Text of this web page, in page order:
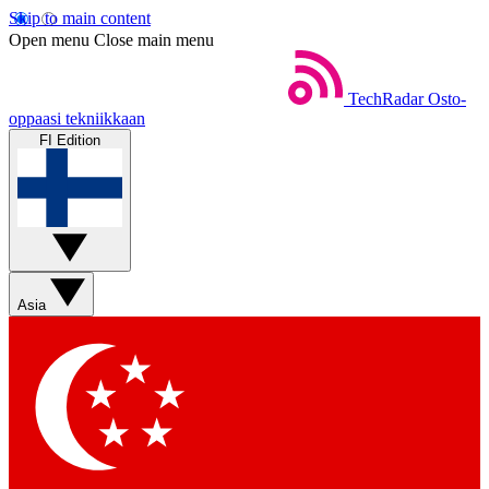
Skip to main content
Open menu Close main menu
TechRadar Osto-
oppaasi tekniikkaan
FI Edition
Asia